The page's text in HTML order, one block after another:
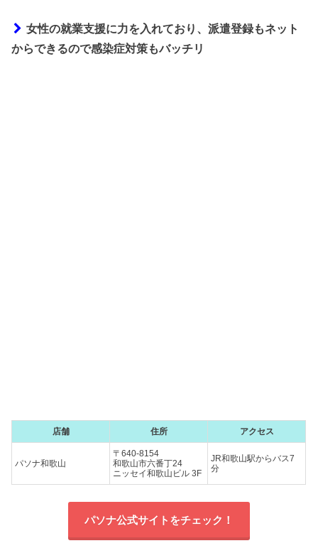
女性の就業支援に力を入れており、派遣登録もネット
からできるので感染症対策もバッチリ
店舗 住所 アクセス
パソナ和歌山
〒640-8154
和歌山市六番丁24
ニッセイ和歌山ビル 3F
JR和歌山駅からバス7
分
パソナ公式サイトをチェック！